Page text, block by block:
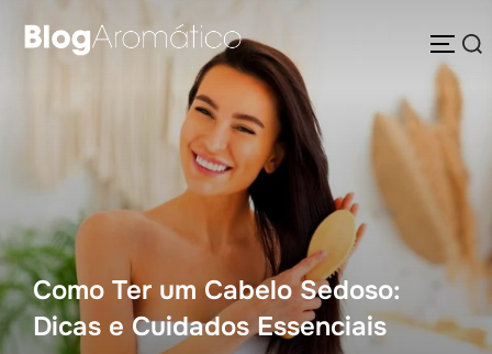
para
conteúdo
Pesquisar
Como Ter um Cabelo Sedoso:
Dicas e Cuidados Essenciais